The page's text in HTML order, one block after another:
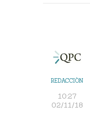
REDACCIÓN
10:27
02/11/18